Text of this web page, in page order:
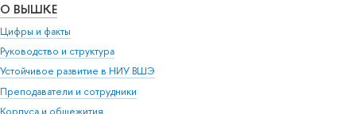
О ВЫШКЕ
Цифры и факты
Руководство и структура
Устойчивое развитие в НИУ ВШЭ
Преподаватели и сотрудники
Корпуса и общежития